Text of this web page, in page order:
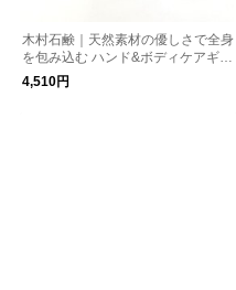
木村石鹸｜天然素材の優しさで全身
を包み込む ハンド&ボディケアギフ
ト（S3）
4,510円